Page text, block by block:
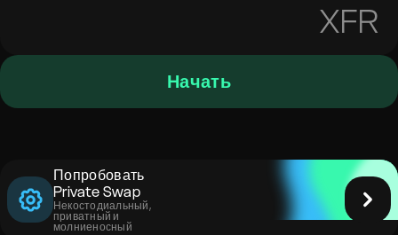
XFR
Начать
Попробовать
Private Swap
Некостодиальный,
приватный и
молниеносный